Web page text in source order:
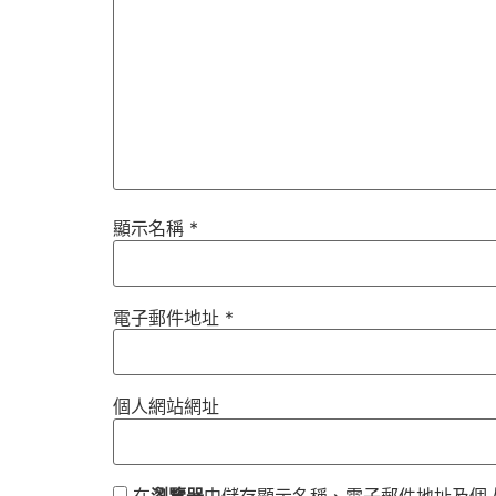
顯示名稱 *
電子郵件地址 *
個人網站網址